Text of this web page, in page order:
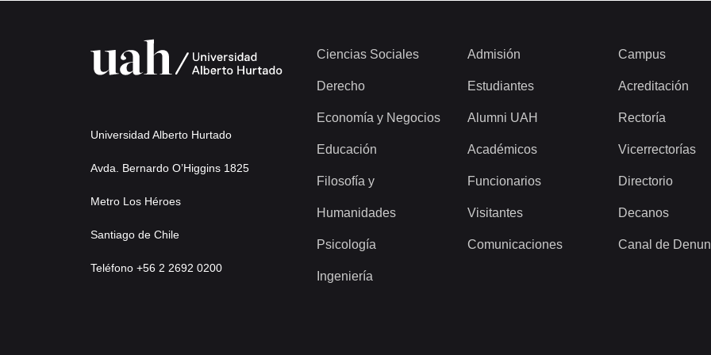
Universidad Alberto Hurtado
Avda. Bernardo O’Higgins 1825
Metro Los Héroes
Santiago de Chile
Teléfono +56 2 2692 0200
Ciencias Sociales
Derecho
Economía y Negocios
Educación
Filosofía y
Humanidades
Psicología
Ingeniería
Admisión
Estudiantes
Alumni UAH
Académicos
Funcionarios
Visitantes
Comunicaciones
Campus
Acreditación
Rectoría
Vicerrectorías
Directorio
Decanos
Canal de